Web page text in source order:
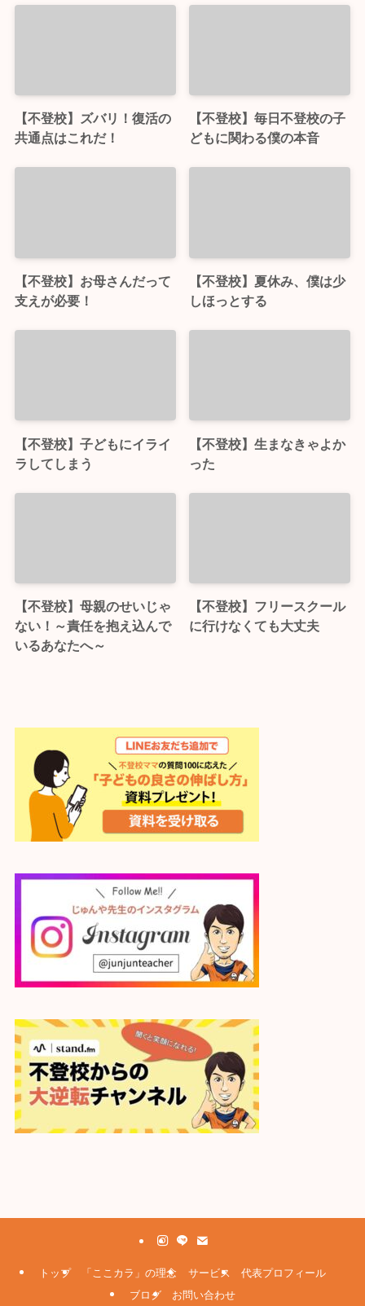
【不登校】ズバリ！復活の
共通点はこれだ！
【不登校】毎日不登校の子
どもに関わる僕の本音
【不登校】お母さんだって
支えが必要！
【不登校】夏休み、僕は少
しほっとする
【不登校】子どもにイライ
ラしてしまう
【不登校】生まなきゃよか
った
【不登校】母親のせいじゃ
ない！～責任を抱え込んで
いるあなたへ～
【不登校】フリースクール
に行けなくても大丈夫
トップ 「ここカラ」の理念 サービス
代表プロフィール
ブログ
お問い合わせ